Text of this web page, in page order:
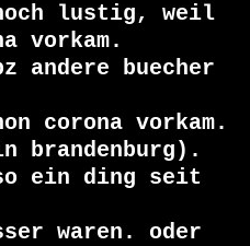
lustig, weil
vorkam.
andere buecher
corona vorkam.
brandenburg).
ein ding seit
waren. oder